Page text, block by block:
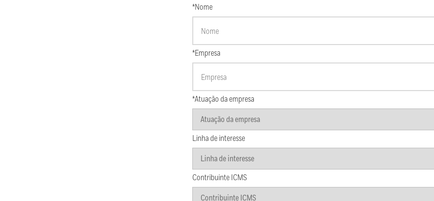
*Nome
*Empresa
*Atuação da empresa
Linha de interesse
Contribuinte ICMS